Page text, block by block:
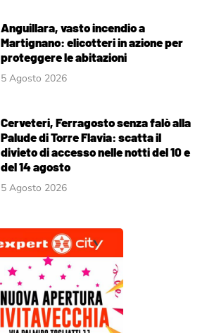
Anguillara, vasto incendio a
Martignano: elicotteri in azione per
proteggere le abitazioni
5 Agosto 2026
Cerveteri, Ferragosto senza falò alla
Palude di Torre Flavia: scatta il
divieto di accesso nelle notti del 10 e
del 14 agosto
5 Agosto 2026